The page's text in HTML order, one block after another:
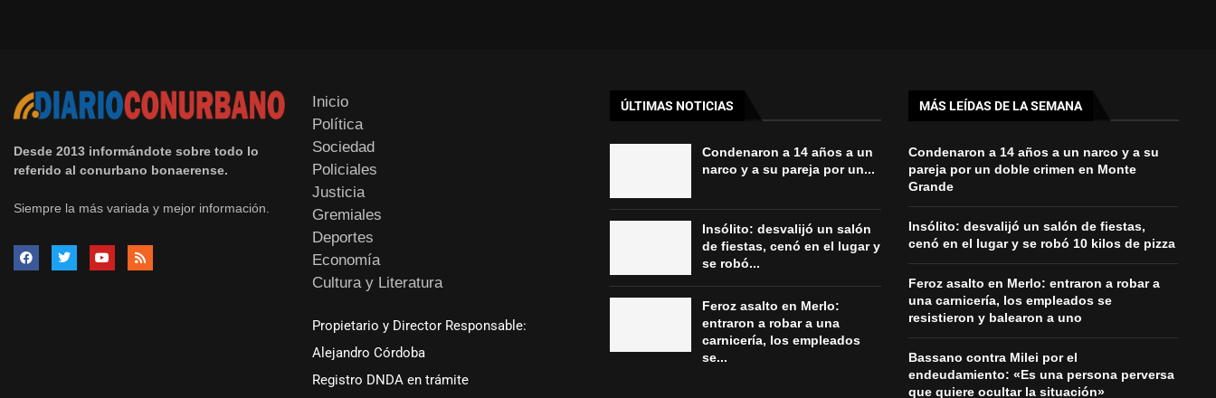
Desde 2013 informándote sobre todo lo
referido al conurbano bonaerense.
Siempre la más variada y mejor información.
Inicio
Política
Sociedad
Policiales
Justicia
Gremiales
Deportes
Economía
Cultura y Literatura
Propietario y Director Responsable:
Alejandro Córdoba
Registro DNDA en trámite
ÚLTIMAS NOTICIAS
Condenaron a 14 años a un
narco y a su pareja por un...
Insólito: desvalijó un salón
de fiestas, cenó en el lugar y
se robó...
Feroz asalto en Merlo:
entraron a robar a una
carnicería, los empleados
se...
MÁS LEÍDAS DE LA SEMANA
Condenaron a 14 años a un narco y a su
pareja por un doble crimen en Monte
Grande
Insólito: desvalijó un salón de fiestas,
cenó en el lugar y se robó 10 kilos de pizza
Feroz asalto en Merlo: entraron a robar a
una carnicería, los empleados se
resistieron y balearon a uno
Bassano contra Milei por el
endeudamiento: «Es una persona perversa
que quiere ocultar la situación»